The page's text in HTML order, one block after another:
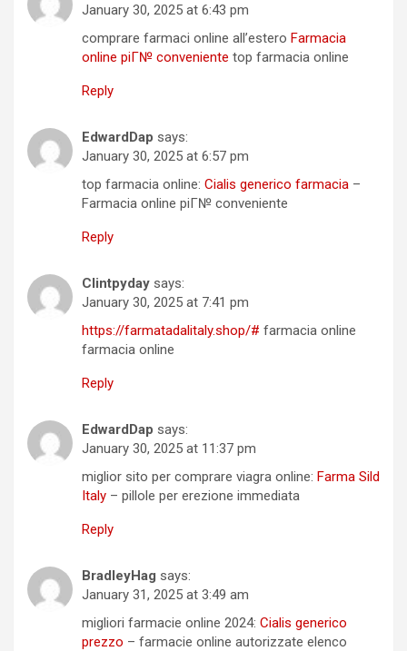
January 30, 2025 at 6:43 pm
comprare farmaci online all’estero Farmacia
online piГ№ conveniente top farmacia online
Reply
EdwardDap says:
January 30, 2025 at 6:57 pm
top farmacia online: Cialis generico farmacia –
Farmacia online piГ№ conveniente
Reply
Clintpyday says:
January 30, 2025 at 7:41 pm
https://farmatadalitaly.shop/# farmacia online
farmacia online
Reply
EdwardDap says:
January 30, 2025 at 11:37 pm
miglior sito per comprare viagra online: Farma Sild
Italy – pillole per erezione immediata
Reply
BradleyHag says:
January 31, 2025 at 3:49 am
migliori farmacie online 2024: Cialis generico
prezzo – farmacie online autorizzate elenco